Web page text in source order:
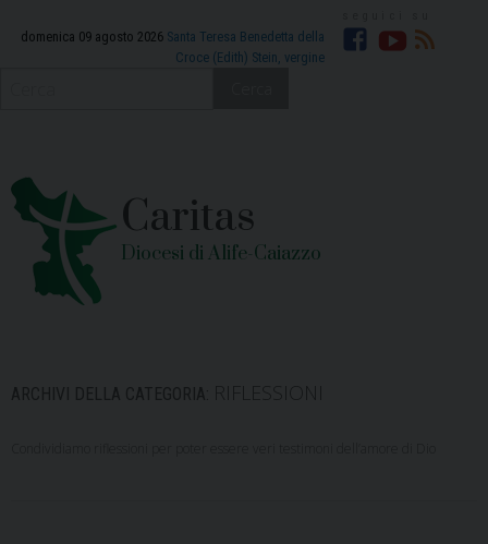
domenica 09 agosto 2026 Santa Teresa Benedetta della
Croce (Edith) Stein, vergine
Caritas
Diocesi di Alife-Caiazzo